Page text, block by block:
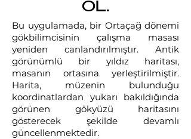
OL.
Bu uygulamada, bir Ortaçağ dönemi
gökbilimcisinin çalışma masası
yeniden canlandırılmıştır. Antik
görünümlü bir yıldız haritası,
masanın ortasına yerleştirilmiştir.
Harita, müzenin bulunduğu
koordinatlardan yukarı bakıldığında
görünen gökyüzü haritasını
gösterecek şekilde devamlı
güncellenmektedir.